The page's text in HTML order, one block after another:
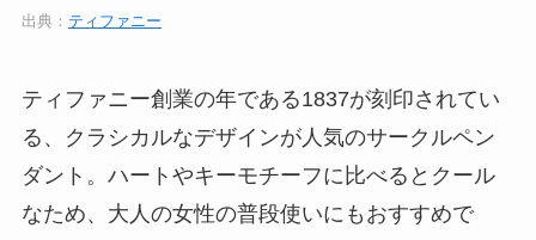
出典： ティファニー
ティファニー創業の年である1837が刻印されてい
る、クラシカルなデザインが人気のサークルペン
ダント。ハートやキーモチーフに比べるとクール
なため、大人の女性の普段使いにもおすすめで